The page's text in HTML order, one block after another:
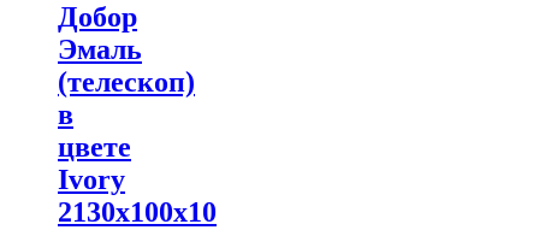
Добор
Эмаль
(телескоп)
в
цвете
Ivory
2130х100х10